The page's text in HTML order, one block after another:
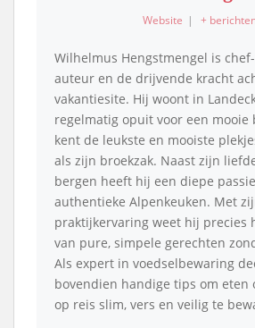
Website | +
Wilhelmus Hengstmengel is
auteur en de drijvende kracht
vakantiesite. Hij woont in
regelmatig opuit voor een mooie
kent de leukste en mooiste
als zijn broekzak. Naast zijn
bergen heeft hij een diepe
authentieke Alpenkeuken. Met
praktijkervaring weet hij precies
van pure, simpele gerechten
Als expert in voedselbewaring
bovendien handige tips om eten
op reis slim, vers en veilig te